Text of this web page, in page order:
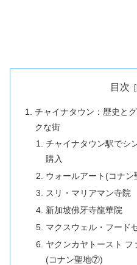
目次
チャイナタウン：歴史と
クな街
チャイナタウン駅でシ
購入
ウォールアート(コナ
スリ・マリアマン寺院
新加坡佛牙寺龍華院
マクスウェル・フード
ヤクンカヤトースト
(コナン聖地⑦)